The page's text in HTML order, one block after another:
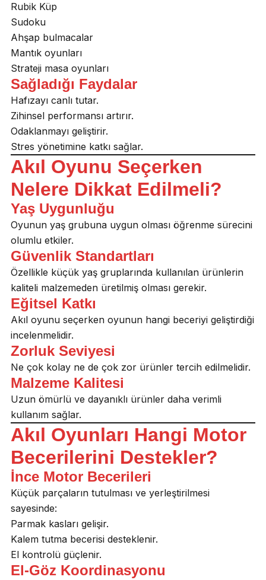
Rubik Küp
Sudoku
Ahşap bulmacalar
Mantık oyunları
Strateji masa oyunları
Sağladığı Faydalar
Hafızayı canlı tutar.
Zihinsel performansı artırır.
Odaklanmayı geliştirir.
Stres yönetimine katkı sağlar.
Akıl Oyunu Seçerken
Nelere Dikkat Edilmeli?
Yaş Uygunluğu
Oyunun yaş grubuna uygun olması öğrenme sürecini
olumlu etkiler.
Güvenlik Standartları
Özellikle küçük yaş gruplarında kullanılan ürünlerin
kaliteli malzemeden üretilmiş olması gerekir.
Eğitsel Katkı
Akıl oyunu seçerken oyunun hangi beceriyi geliştirdiği
incelenmelidir.
Zorluk Seviyesi
Ne çok kolay ne de çok zor ürünler tercih edilmelidir.
Malzeme Kalitesi
Uzun ömürlü ve dayanıklı ürünler daha verimli
kullanım sağlar.
Akıl Oyunları Hangi Motor
Becerilerini Destekler?
İnce Motor Becerileri
Küçük parçaların tutulması ve yerleştirilmesi
sayesinde:
Parmak kasları gelişir.
Kalem tutma becerisi desteklenir.
El kontrolü güçlenir.
El-Göz Koordinasyonu